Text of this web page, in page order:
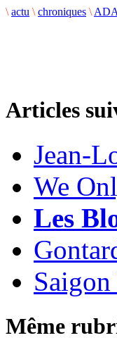
\ actu \ chroniques \
Articles
Jean-
We
Les
Même